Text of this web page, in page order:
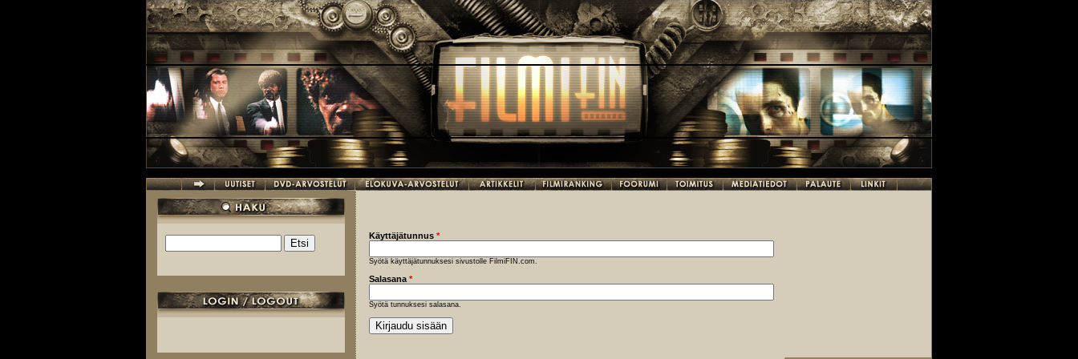
Hakulomake
Käyttäjätunnus *
Syötä käyttäjätunnuksesi sivustolle FilmiFIN.com.
Salasana *
Syötä tunnuksesi salasana.